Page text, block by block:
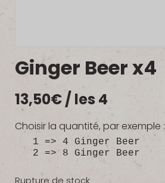
Ginger Beer x4
13,50€/ les 4
Choisir la quantité, par exemple :
1 => 4 Ginger Beer
2 => 8 Ginger Beer